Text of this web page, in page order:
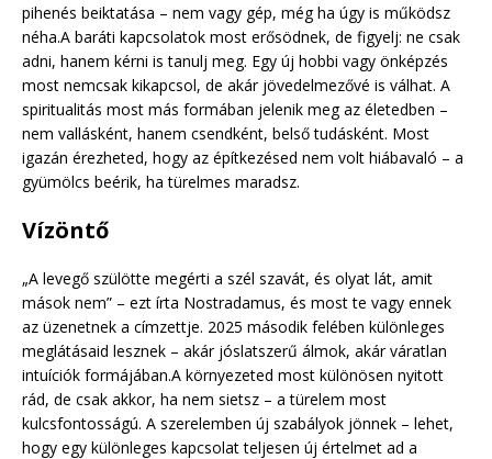
pihenés beiktatása – nem vagy gép, még ha úgy is működsz
néha.A baráti kapcsolatok most erősödnek, de figyelj: ne csak
adni, hanem kérni is tanulj meg. Egy új hobbi vagy önképzés
most nemcsak kikapcsol, de akár jövedelmezővé is válhat. A
spiritualitás most más formában jelenik meg az életedben –
nem vallásként, hanem csendként, belső tudásként. Most
igazán érezheted, hogy az építkezésed nem volt hiábavaló – a
gyümölcs beérik, ha türelmes maradsz.
Vízöntő
„A levegő szülötte megérti a szél szavát, és olyat lát, amit
mások nem” – ezt írta Nostradamus, és most te vagy ennek
az üzenetnek a címzettje. 2025 második felében különleges
meglátásaid lesznek – akár jóslatszerű álmok, akár váratlan
intuíciók formájában.A környezeted most különösen nyitott
rád, de csak akkor, ha nem sietsz – a türelem most
kulcsfontosságú. A szerelemben új szabályok jönnek – lehet,
hogy egy különleges kapcsolat teljesen új értelmet ad a